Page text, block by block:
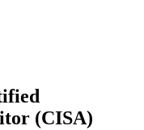
(CISA)